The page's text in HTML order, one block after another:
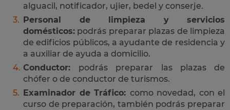
alguacil, notificador, ujier, bedel y conserje.
Personal de limpieza y servicios
domésticos: podrás preparar plazas de limpieza
de edificios públicos, a ayudante de residencia y
a auxiliar de ayuda a domicilio.
Conductor: podrás preparar las plazas de
chófer o de conductor de turismos.
Examinador de Tráfico: como novedad, con el
curso de preparación, también podrás preparar